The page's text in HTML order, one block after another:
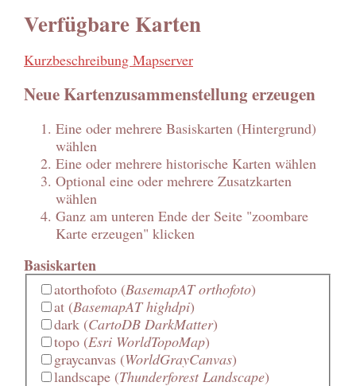
Verfügbare Karten
Kurzbeschreibung Mapserver
Neue Kartenzusammenstellung erzeugen
Eine oder mehrere Basiskarten (Hintergrund)
wählen
Eine oder mehrere historische Karten wählen
Optional eine oder mehrere Zusatzkarten
wählen
Ganz am unteren Ende der Seite "zoombare
Karte erzeugen" klicken
Basiskarten
atorthofoto(BasemapAT orthofoto)
at(BasemapAT highdpi)
dark(CartoDB DarkMatter)
topo(Esri WorldTopoMap)
graycanvas(WorldGrayCanvas)
landscape(Thunderforest Landscape)